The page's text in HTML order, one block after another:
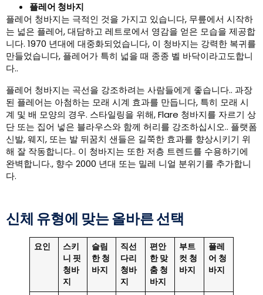
플레어 청바지
플레어 청바지는 극적인 것을 가지고 있습니다, 무릎에서 시작하
는 넓은 플레어, 대담하고 레트로에서 영감을 얻은 모습을 제공합
니다. 1970 년대에 대중화되었습니다, 이 청바지는 강력한 복귀를
만들었습니다, 플레어가 특히 넓을 때 종종 벨 바닥이라고도합니
다..
플레어 청바지는 곡선을 강조하려는 사람들에게 좋습니다.. 과장
된 플레어는 아첨하는 모래 시계 효과를 만듭니다, 특히 모래 시
계 및 배 모양의 경우. 스타일링을 위해, Flare 청바지를 자르기 상
단 또는 집어 넣은 블라우스와 함께 허리를 강조하십시오.. 플랫폼
신발, 웨지, 또는 발 뒤꿈치 샌들은 길쭉한 효과를 향상시키기 위
해 잘 작동합니다.. 이 청바지는 또한 저층 트렌드를 수용하기에
완벽합니다., 향수 2000 년대 또는 밀레 니얼 분위기를 추가합니
다.
신체 유형에 맞는 올바른 선택
요인
스키
니 핏
청바
지
슬림
한 청
바지
직선
다리
청바
지
편안
한 맞
춤 청
바지
부트
컷 청
바지
플레
어 청
바지